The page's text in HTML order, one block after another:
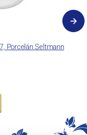
Porcelán Seltmann